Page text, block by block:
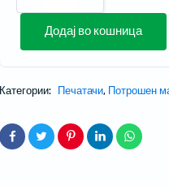
Додај во кошница
Категории: Печатачи, Потрошен